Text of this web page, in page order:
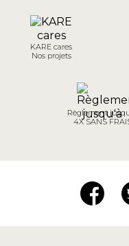
KARE cares
Nos projets
Règlement
4X SANS